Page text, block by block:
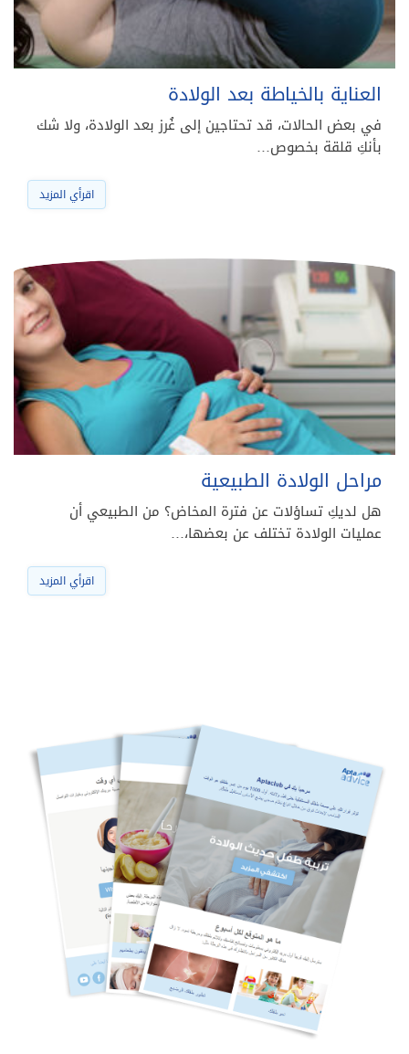
العناية بالخياطة بعد الولادة
في بعض الحالات، قد تحتاجين إلى غُرز بعد الولادة، ولا شك
بأنكِ قلقة بخصوص…
اقرأي المزيد
مراحل الولادة الطبيعية
هل لديكِ تساؤلات عن فترة المخاض؟ من الطبيعي أن
عمليات الولادة تختلف عن بعضها،…
اقرأي المزيد